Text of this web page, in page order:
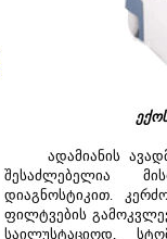
ადამიანის
შესაძლებელია
დიაგნოსტიკით.
ფილტვების
საილუსტაციოდ,